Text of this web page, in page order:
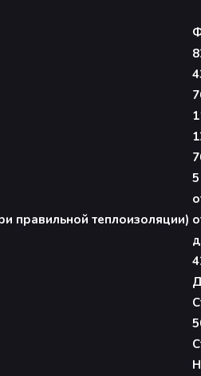
правильной теплоизоляции)